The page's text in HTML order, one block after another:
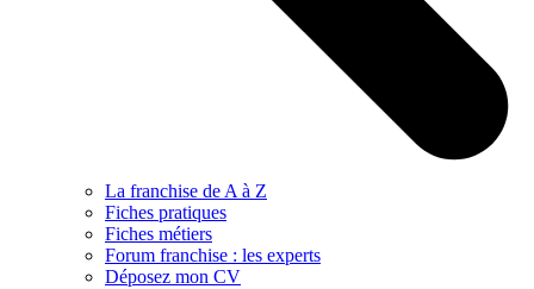
La franchise de A à Z
Fiches pratiques
Fiches métiers
Forum franchise : les experts
Déposez mon CV